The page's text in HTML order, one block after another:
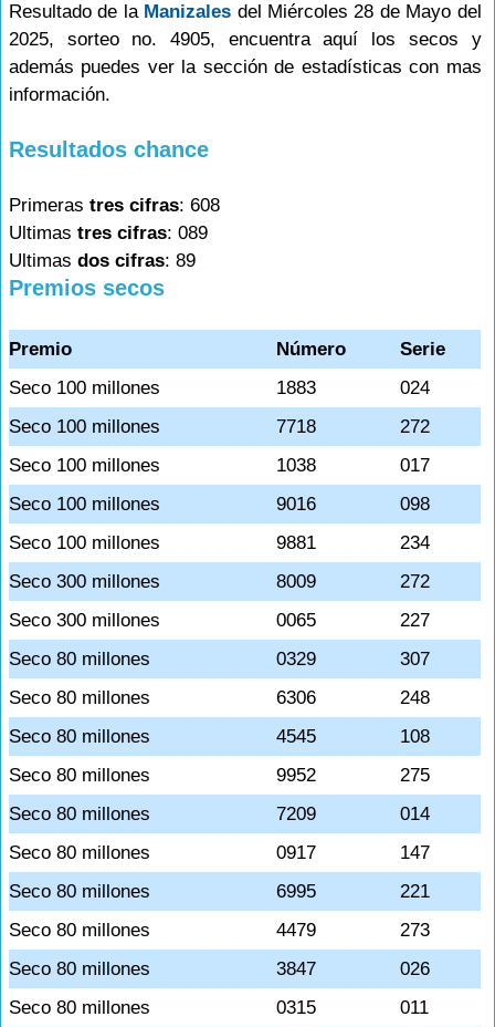
Resultado de la Manizales del Miércoles 28 de Mayo del
2025, sorteo no. 4905, encuentra aquí los secos y
además puedes ver la sección de estadísticas con mas
información.
Resultados chance
Primeras tres cifras: 608
Ultimas tres cifras: 089
Ultimas dos cifras: 89
Premios secos
Premio Número
Serie
Seco 100 millones
1883
024
Seco 100 millones
7718
272
Seco 100 millones
1038
017
Seco 100 millones
9016
098
Seco 100 millones
9881
234
Seco 300 millones
8009
272
Seco 300 millones
0065
227
Seco 80 millones
0329
307
Seco 80 millones
6306
248
Seco 80 millones
4545
108
Seco 80 millones
9952
275
Seco 80 millones
7209
014
Seco 80 millones
0917
147
Seco 80 millones
6995
221
Seco 80 millones
4479
273
Seco 80 millones
3847
026
Seco 80 millones
0315
011